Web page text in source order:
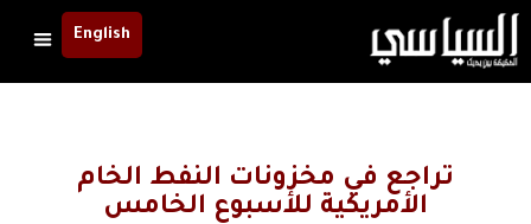
English
تراجع في مخزونات النفط الخام
الأمريكية للأسبوع الخامس